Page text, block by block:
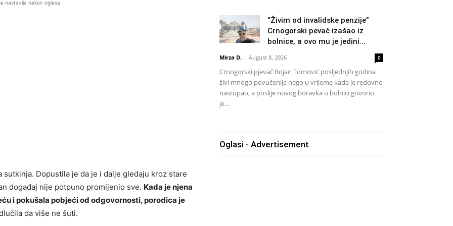
nastavlja nakon oglasa
sutkinja. Dopustila je da je i dalje gledaju kroz stare
događaj nije potpuno promijenio sve. Kada je njena
i pokušala pobjeći od odgovornosti, porodica je
da više ne šuti.
“Živim od invalidske penzije”
Crnogorski pevač izašao iz
bolnice, a ovo mu je jedini...
Mirza D. - August 8, 2026 0
Crnogorski pjevač Bojan Tomović posljednjih godina
živi mnogo povučenije nego u vrijeme kada je redovno
nastupao, a poslije novog boravka u bolnici govorio
je...
Oglasi - Advertisement